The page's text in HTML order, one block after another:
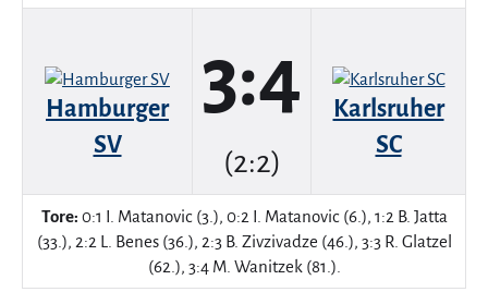
Hamburger
SV
3:4
(2:2)
Karlsruher
SC
Tore: 0:1 I. Matanovic (3.), 0:2 I. Matanovic (6.), 1:2 B. Jatta
(33.), 2:2 L. Benes (36.), 2:3 B. Zivzivadze (46.), 3:3 R. Glatzel
(62.), 3:4 M. Wanitzek (81.).